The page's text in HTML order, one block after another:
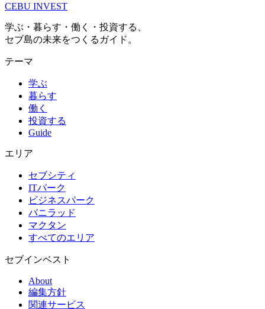
CEBU INVEST
学ぶ・暮らす・働く・投資する、
セブ島の未来をつくるガイド。
テーマ
学ぶ
暮らす
働く
投資する
Guide
エリア
セブシティ
ITパーク
ビジネスパーク
バニラッド
マクタン
すべてのエリア
セブインベスト
About
編集方針
関連サービス